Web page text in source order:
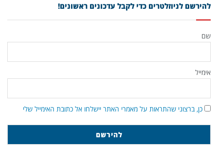
להירשם לניוזלטרים כדי לקבל עדכונים ראשונים!
שם
אימייל
כן, ברצוני שהתראות על מאמרי האתר יישלחו אל כתובת האימייל שלי